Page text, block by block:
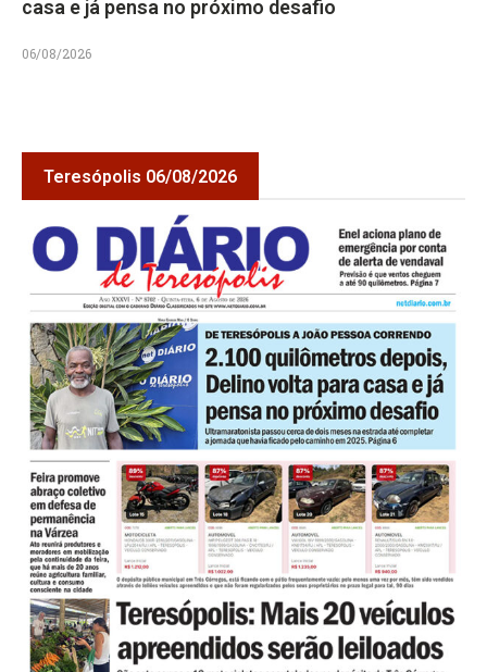
casa e já pensa no próximo desafio
06/08/2026
Teresópolis 06/08/2026